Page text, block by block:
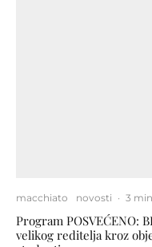
macchiato novosti · 3
Program POSVEĆENO:
velikog reditelja kroz